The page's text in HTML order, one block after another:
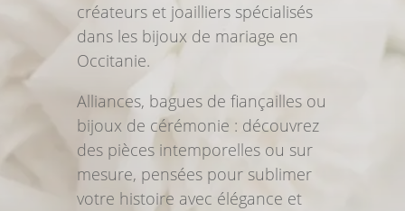
créateurs et joailliers spécialisés
dans les bijoux de mariage en
Occitanie.
Alliances, bagues de fiançailles ou
bijoux de cérémonie : découvrez
des pièces intemporelles ou sur
mesure, pensées pour sublimer
votre histoire avec élégance et